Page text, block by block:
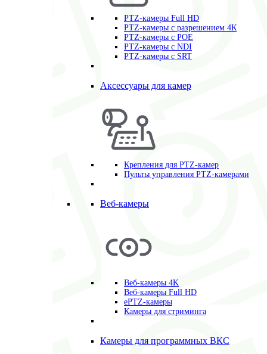
PTZ-камеры Full HD
PTZ-камеры с разрешением 4К
PTZ-камеры с POE
PTZ-камеры c NDI
PTZ-камеры с SRT
Аксессуары для камер
Крепления для PTZ-камер
Пульты управления PTZ-камерами
Веб-камеры
Веб-камеры 4K
Веб-камеры Full HD
ePTZ-камеры
Камеры для стриминга
Камеры для программных ВКС